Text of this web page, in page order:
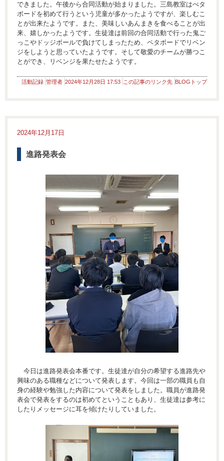
できました。午後から合同活動が始まりました。三島教室はぺタ
ボードを初めて行うという児童が多かったようですが、楽しむこ
とが出来たようです。また、美味しいあんまきを食べることが出
来、嬉しかったようです。生徒達は前回の合同活動で行った鬼ご
っこやドッジボールで負けてしまったため、ペタボードでリベン
ジをしようと思っていたようです。そして敬愛のチームが勝つこ
とができ、リベンジを果たせたようです。
活動記録 管理者 2024年12月28日 17:53 この記事のリンク先 BLOGトップ
2024年12月17日
進路発表会
今日は進路発表会本番です。生徒達が自分の希望する進路先や
興味のある職種などについて発表します。今回は一部の職員も自
身の経験や勉強した内容について発表をしました。職員が進路発
表会で発表をするのは初めてということもあり、生徒達は参考に
したりメッセージに耳を傾けたりしていました。